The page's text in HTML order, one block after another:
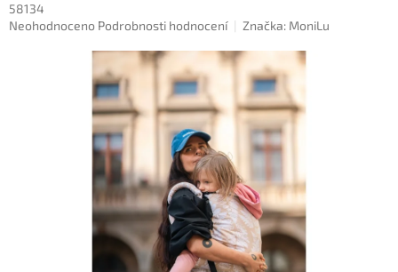
58134
Průměrné
Neohodnoceno Podrobnosti hodnocení Značka: MoniLu